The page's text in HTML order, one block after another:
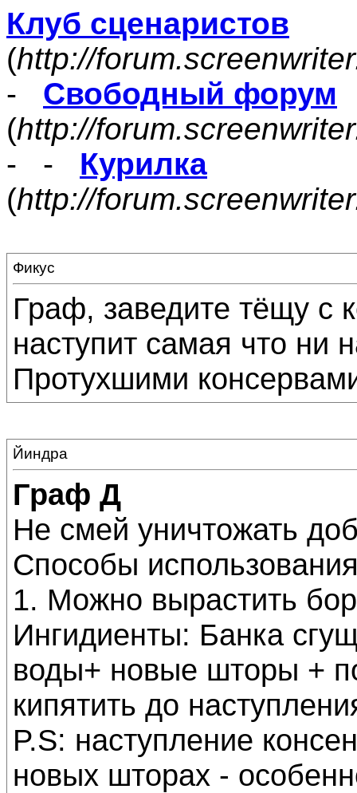
Клуб сценаристов
(http://
- Свободный форум
(http://
- - Курилка
(http://
Фикус
Граф, заведите тёщу с
наступит самая что ни
Протухшими
Йиндра
Граф Д
Не смей уничтожать
Способы
1. Можно вырастить
Ингидиенты: Банка
воды+ новые шторы +
кипятить до
P.S: наступление
новых шторах -